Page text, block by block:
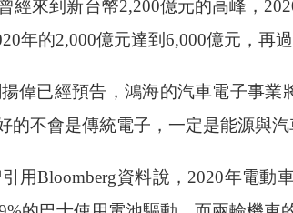
經來到新台幣2,200億元的高峰，
年的2,000億元達到6,000億元，再
偉已經預告，鴻海的汽車電子事業
不會是傳統電子，一定是能源與汽
用Bloomberg資料說，2020年電動